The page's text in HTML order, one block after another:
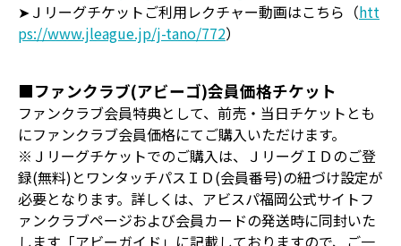
➤Ｊリーグチケットご利用レクチャー動画はこちら（htt
ps://www.jleague.jp/j-tano/772）
■ファンクラブ(アビーゴ)会員価格チケット
ファンクラブ会員特典として、前売・当日チケットとも
にファンクラブ会員価格にてご購入いただけます。
※Ｊリーグチケットでのご購入は、ＪリーグＩＤのご登
録(無料)とワンタッチパスＩＤ(会員番号)の紐づけ設定が
必要となります。詳しくは、アビスパ福岡公式サイトフ
ァンクラブページおよび会員カードの発送時に同封いた
します「アビーガイド」に記載しておりますので、ご一